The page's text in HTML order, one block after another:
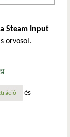
Steam Input
orvosol.
és steam input
és